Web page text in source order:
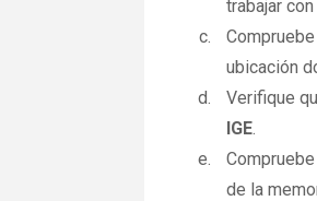
trabajar
ubicación
Verifique
IGE.
de la